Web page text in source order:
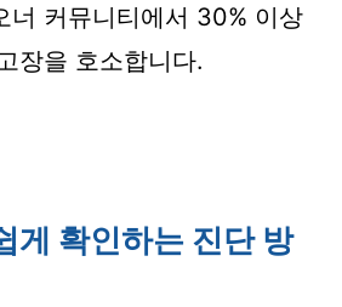
너 커뮤니티에서 30% 이상
장을 호소합니다.
게 확인하는 진단 방